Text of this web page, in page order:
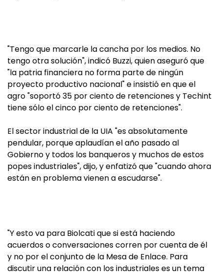
"Tengo que marcarle la cancha por los medios. No
tengo otra solución", indicó Buzzi, quien aseguró que
"la patria financiera no forma parte de ningún
proyecto productivo nacional" e insistió en que el
agro "soportó 35 por ciento de retenciones y Techint
tiene sólo el cinco por ciento de retenciones".
El sector industrial de la UIA "es absolutamente
pendular, porque aplaudían el año pasado al
Gobierno y todos los banqueros y muchos de estos
popes industriales", dijo, y enfatizó que "cuando ahora
están en problema vienen a escudarse".
"Y esto va para Biolcati que si está haciendo
acuerdos o conversaciones corren por cuenta de él
y no por el conjunto de la Mesa de Enlace. Para
discutir una relación con los industriales es un tema